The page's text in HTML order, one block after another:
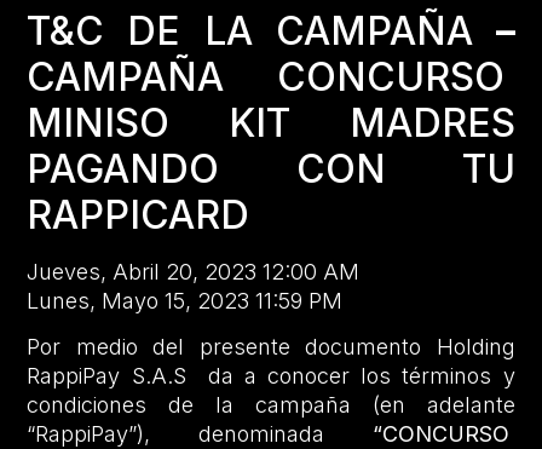
T&C DE LA CAMPAÑA –
CAMPAÑA CONCURSO
MINISO KIT MADRES
PAGANDO CON TU
RAPPICARD
Jueves, Abril 20, 2023 12:00 AM
Lunes, Mayo 15, 2023 11:59 PM
Por medio del presente documento Holding
RappiPay S.A.S da a conocer los términos y
condiciones de la campaña (en adelante
“RappiPay”), denominada “CONCURSO